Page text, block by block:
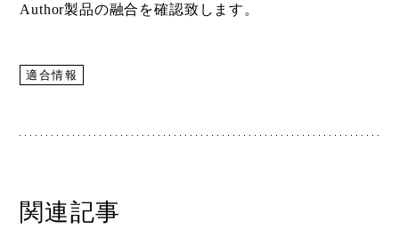
Author製品の融合を確認致します。
適合情報
関連記事